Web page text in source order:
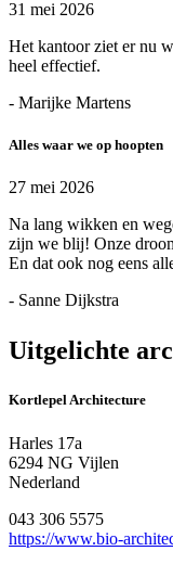
31 mei 2026
Het kantoor ziet er nu
heel effectief.
- Marijke Martens
Alles waar we op hoopten
27 mei 2026
Na lang wikken en
zijn we blij! Onze
En dat ook nog eens
- Sanne Dijkstra
Uitgelichte
Kortlepel Architecture
Harles 17a
6294 NG Vijlen
Nederland
043 306 5575
https://www.bio-